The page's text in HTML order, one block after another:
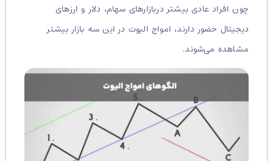
چون افراد عادی بیشتر دربازارهای سهام، دلار و ارزهای
دیجیتال حضور دارند، امواج الیوت در این سه بازار بیشتر
مشاهده می‌شوند.